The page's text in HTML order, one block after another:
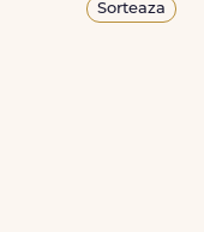
Sorteaza